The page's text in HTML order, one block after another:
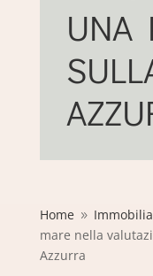
UNA
Home 9
mare nella
Azzurra